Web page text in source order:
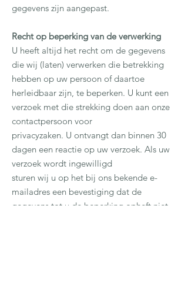
gegevens zijn aangepast.
Recht op beperking van de verwerking
U heeft altijd het recht om de gegevens
die wij (laten) verwerken die betrekking
hebben op uw persoon of daartoe
herleidbaar zijn, te beperken. U kunt een
verzoek met die strekking doen aan onze
contactpersoon voor
privacyzaken. U ontvangt dan binnen 30
dagen een reactie op uw verzoek. Als uw
verzoek wordt ingewilligd
sturen wij u op het bij ons bekende e-
mailadres een bevestiging dat de
gegevens tot u de beperking opheft niet